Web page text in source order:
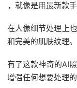
，就像是用最新款
在人像细节处理上
和完美的肌肤纹理。
有了这款神奇的AI
增强任何想要处理的